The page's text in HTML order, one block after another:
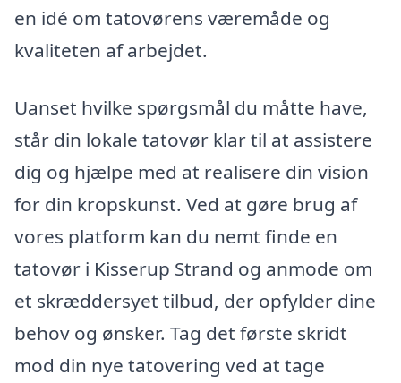
en idé om tatovørens væremåde og
kvaliteten af arbejdet.
Uanset hvilke spørgsmål du måtte have,
står din lokale tatovør klar til at assistere
dig og hjælpe med at realisere din vision
for din kropskunst. Ved at gøre brug af
vores platform kan du nemt finde en
tatovør i Kisserup Strand og anmode om
et skræddersyet tilbud, der opfylder dine
behov og ønsker. Tag det første skridt
mod din nye tatovering ved at tage